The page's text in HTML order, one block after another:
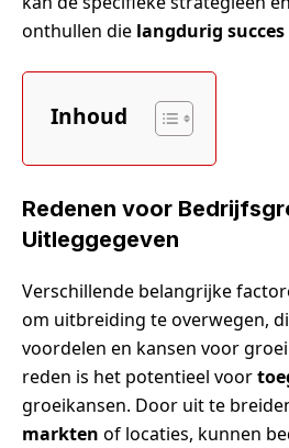
onthullen die langdurig succes
Inhoud
Redenen voor
Uitleggegeven
Verschillende belangrijke
om uitbreiding te overwegen,
voordelen en kansen voor
reden is het potentieel voor
groeikansen. Door uit te
markten of locaties, kunnen